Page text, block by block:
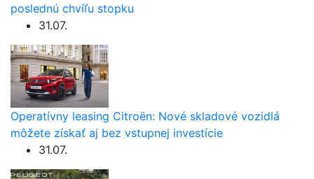
poslednú chvíľu stopku
31.07.
Operatívny leasing Citroën: Nové skladové vozidlá
môžete získať aj bez vstupnej investície
31.07.